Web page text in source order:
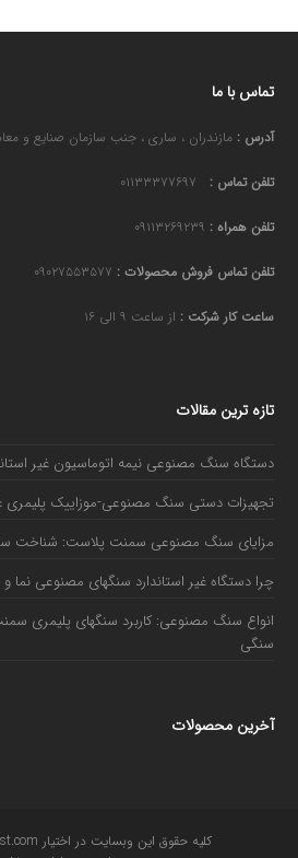
تماس با ما
آدرس : مازندران ، ساری ، جنب سازمان صنایع و
تلفن تماس :
تلفن همراه :
تلفن تماس فروش محصولات :
ساعت کار شرکت : از ساعت ۹ الی ۱۶
تازه ترین مقالات
دستگاه سنگ مصنوعی نیمه اتوماسیون غیر
تجهیزات دستی سنگ مصنوعی-موزاییک پلیمری
مزایای سنگ مصنوعی سمنت پلاست: شناخت
چرا دستگاه غیر استاندارد سنگهای مصنوعی نما
انواع سنگ مصنوعی: کاربرد سنگهای پلیمری
سنگی
آخرین محصولات
کلیه حقوق این وبسایت در اختیار cement-plast.com میباشد.